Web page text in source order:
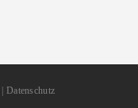
| Datenschutz